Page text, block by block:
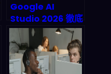
Google AI
Studio 2026 徹底
評測：這波低代碼
革命值得跟嗎？深
度解析、數據預測
與實戰攻略